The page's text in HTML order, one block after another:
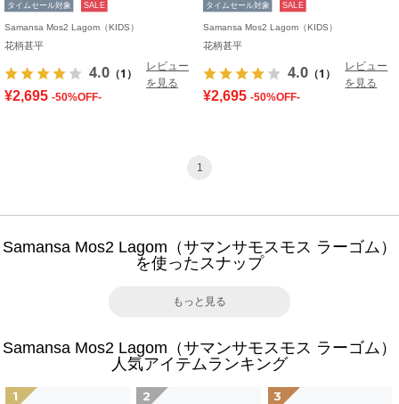
タイムセール対象 SALE
Samansa Mos2 Lagom（KIDS）
花柄甚平
4.0 （1）
レビュー
を見る
¥2,695 -50%OFF-
タイムセール対象 SALE
Samansa Mos2 Lagom（KIDS）
花柄甚平
4.0 （1）
レビュー
を見る
¥2,695 -50%OFF-
1
Samansa Mos2 Lagom（サマンサモスモス ラーゴム）
を使ったスナップ
もっと見る
Samansa Mos2 Lagom（サマンサモスモス ラーゴム）
人気アイテムランキング
1 2 3